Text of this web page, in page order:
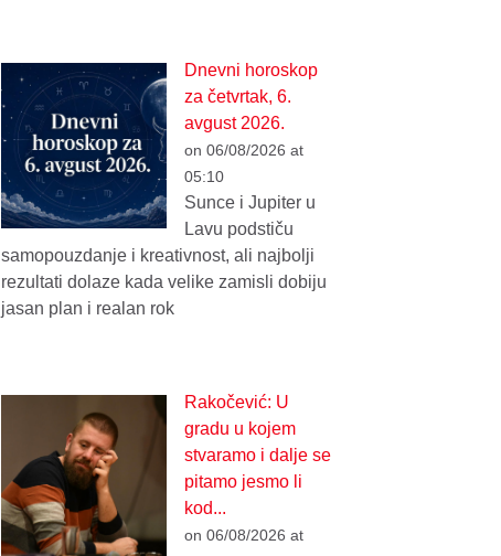
Dnevni horoskop
za četvrtak, 6.
avgust 2026.
on 06/08/2026 at
05:10
Sunce i Jupiter u
Lavu podstiču
samopouzdanje i kreativnost, ali najbolji
rezultati dolaze kada velike zamisli dobiju
jasan plan i realan rok
Rakočević: U
gradu u kojem
stvaramo i dalje se
pitamo jesmo li
kod...
on 06/08/2026 at